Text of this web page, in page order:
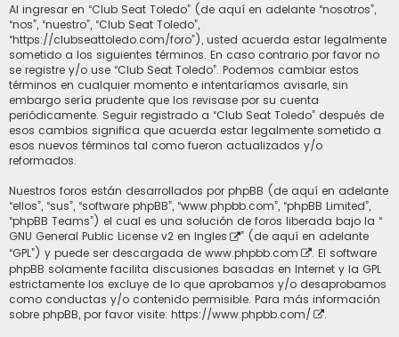
Al ingresar en “Club Seat Toledo” (de aquí en adelante “nosotros”,
“nos”, “nuestro”, “Club Seat Toledo”,
“https://clubseattoledo.com/foro”), usted acuerda estar legalmente
sometido a los siguientes términos. En caso contrario por favor no
se registre y/o use “Club Seat Toledo”. Podemos cambiar estos
términos en cualquier momento e intentaríamos avisarle, sin
embargo sería prudente que los revisase por su cuenta
periódicamente. Seguir registrado a “Club Seat Toledo” después de
esos cambios significa que acuerda estar legalmente sometido a
esos nuevos términos tal como fueron actualizados y/o
reformados.
Nuestros foros están desarrollados por phpBB (de aquí en adelante
“ellos”, “sus”, “software phpBB”, “www.phpbb.com”, “phpBB Limited”,
“phpBB Teams”) el cual es una solución de foros liberada bajo la “
GNU General Public License v2 en Ingles
” (de aquí en adelante
“GPL”) y puede ser descargada de www.phpbb.com
. El software
phpBB solamente facilita discusiones basadas en Internet y la GPL
estrictamente los excluye de lo que aprobamos y/o desaprobamos
como conductas y/o contenido permisible. Para más información
sobre phpBB, por favor visite: https://www.phpbb.com/ .